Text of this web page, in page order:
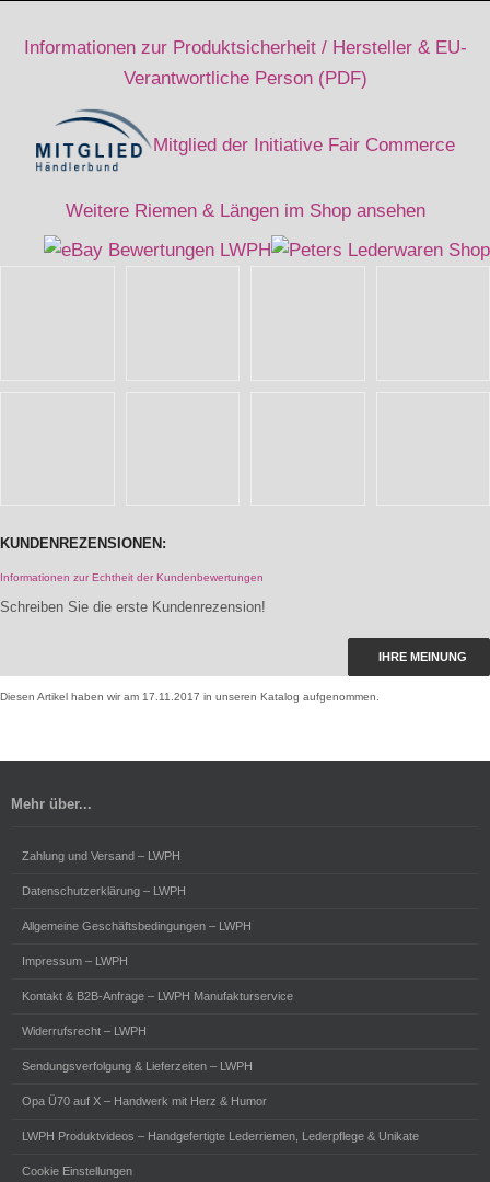
Informationen zur Produktsicherheit / Hersteller & EU-
Verantwortliche Person (PDF)
Mitglied der Initiative Fair Commerce
Weitere Riemen & Längen im Shop ansehen
KUNDENREZENSIONEN:
Informationen zur Echtheit der Kundenbewertungen
Schreiben Sie die erste Kundenrezension!
IHRE MEINUNG
Diesen Artikel haben wir am 17.11.2017 in unseren Katalog aufgenommen.
Mehr über...
Zahlung und Versand – LWPH
Datenschutzerklärung – LWPH
Allgemeine Geschäftsbedingungen – LWPH
Impressum – LWPH
Kontakt & B2B-Anfrage – LWPH Manufakturservice
Widerrufsrecht – LWPH
Sendungsverfolgung & Lieferzeiten – LWPH
Opa Ü70 auf X – Handwerk mit Herz & Humor
LWPH Produktvideos – Handgefertigte Lederriemen, Lederpflege & Unikate
Cookie Einstellungen